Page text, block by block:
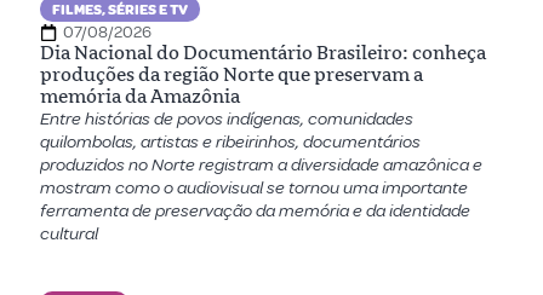
FILMES, SÉRIES E TV
07/08/2026
Dia Nacional do Documentário Brasileiro: conheça
produções da região Norte que preservam a
memória da Amazônia
Entre histórias de povos indígenas, comunidades
quilombolas, artistas e ribeirinhos, documentários
produzidos no Norte registram a diversidade amazônica e
mostram como o audiovisual se tornou uma importante
ferramenta de preservação da memória e da identidade
cultural